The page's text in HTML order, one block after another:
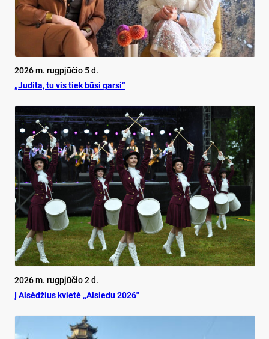
2026 m. rugpjūčio 5 d.
„Judita, tu vis tiek būsi garsi“
2026 m. rugpjūčio 2 d.
Į Alsėdžius kvietė ,,Alsiedu 2026″